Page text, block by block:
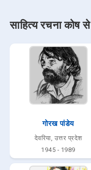
साहित्य रचना कोष
गोरख पांडेय
देवरिया, उत्तर प्रदेश
1945 - 1989